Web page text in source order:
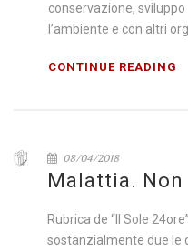
conservazione,
l’ambiente e con altri
CONTINUE READING
08/04/2018
Malattia.
Rubrica de “Il Sole
sostanzialmente due le